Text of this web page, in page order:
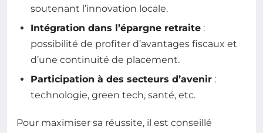
soutenant l’innovation locale.
Intégration dans l’épargne retraite :
possibilité de profiter d’avantages fiscaux et
d’une continuité de placement.
Participation à des secteurs d’avenir :
technologie, green tech, santé, etc.
Pour maximiser sa réussite, il est conseillé